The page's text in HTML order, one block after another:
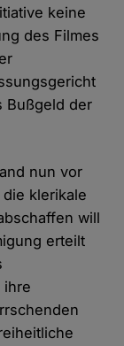
keine
des Filmes
Bußgeld der
nun vor
klerikale
will
erteilt
ihre